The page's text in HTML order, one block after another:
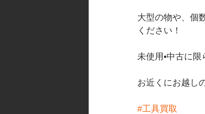
大型の物や、個
ください！
未使用•中古に
お近くにお越し
#工具買取